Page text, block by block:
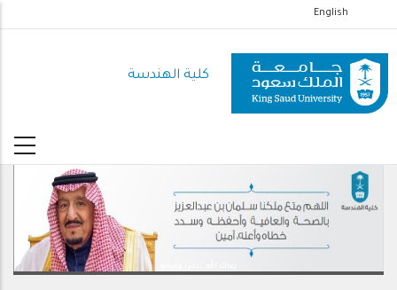
إلى
المحتوى
الرئيسي
English
كلية الهندسة